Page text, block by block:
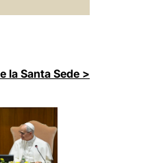
la Santa Sede >